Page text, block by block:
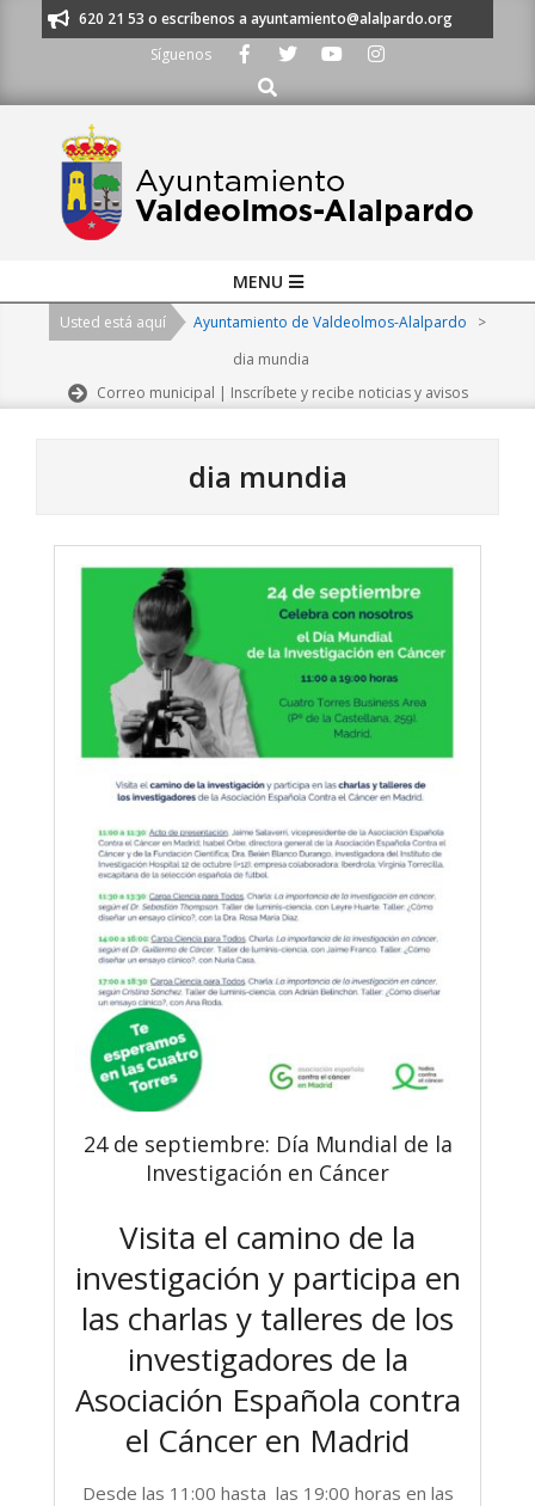
al 91 620 21 53 o escríbenos a ayuntamiento@alalpardo.org
Síguenos
Buscar
Navigation
MENU
Usted está aquí Ayuntamiento de Valdeolmos-Alalpardo
>
dia mundia
Correo municipal | Inscríbete y recibe noticias y avisos
dia mundia
24 de septiembre: Día Mundial de la
Investigación en Cáncer
Visita el camino de la
investigación y participa en
las charlas y talleres de los
investigadores de la
Asociación Española contra
el Cáncer en Madrid
Desde las 11:00 hasta las 19:00 horas en las